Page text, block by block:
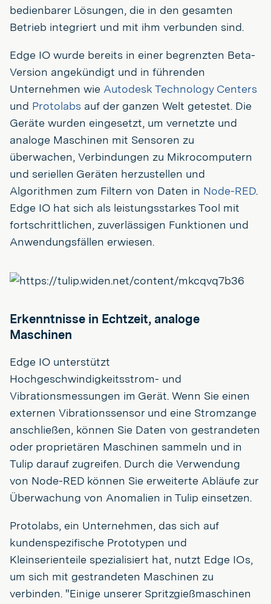
bedienbarer Lösungen, die in den gesamten
Betrieb integriert und mit ihm verbunden sind.
Edge IO wurde bereits in einer begrenzten Beta-
Version angekündigt und in führenden
Unternehmen wie Autodesk Technology Centers
und Protolabs auf der ganzen Welt getestet. Die
Geräte wurden eingesetzt, um vernetzte und
analoge Maschinen mit Sensoren zu
überwachen, Verbindungen zu Mikrocomputern
und seriellen Geräten herzustellen und
Algorithmen zum Filtern von Daten in Node-RED.
Edge IO hat sich als leistungsstarkes Tool mit
fortschrittlichen, zuverlässigen Funktionen und
Anwendungsfällen erwiesen.
Erkenntnisse in Echtzeit, analoge
Maschinen
Edge IO unterstützt
Hochgeschwindigkeitsstrom- und
Vibrationsmessungen im Gerät. Wenn Sie einen
externen Vibrationssensor und eine Stromzange
anschließen, können Sie Daten von gestrandeten
oder proprietären Maschinen sammeln und in
Tulip darauf zugreifen. Durch die Verwendung
von Node-RED können Sie erweiterte Abläufe zur
Überwachung von Anomalien in Tulip einsetzen.
Protolabs, ein Unternehmen, das sich auf
kundenspezifische Prototypen und
Kleinserienteile spezialisiert hat, nutzt Edge IOs,
um sich mit gestrandeten Maschinen zu
verbinden. "Einige unserer Spritzgießmaschinen